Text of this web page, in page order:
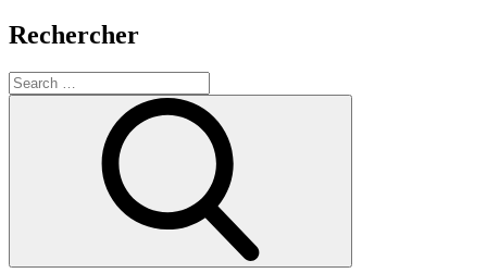
Rechercher
Search
for: